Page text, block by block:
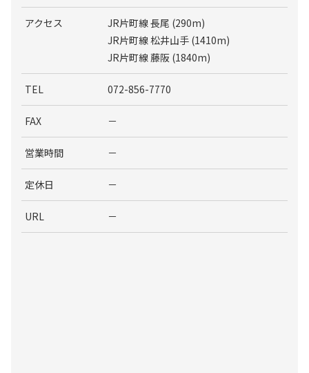
アクセス
JR片町線 長尾 (290m)
JR片町線 松井山手 (1410m)
JR片町線 藤阪 (1840m)
TEL 072-856-7770
FAX －
営業時間 －
定休日 －
URL －